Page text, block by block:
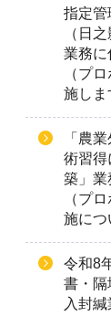
指定管
（日
業務に
（プ
施しま
「農
術習得
築」業
（プ
施につ
令和8
書・隔
入封